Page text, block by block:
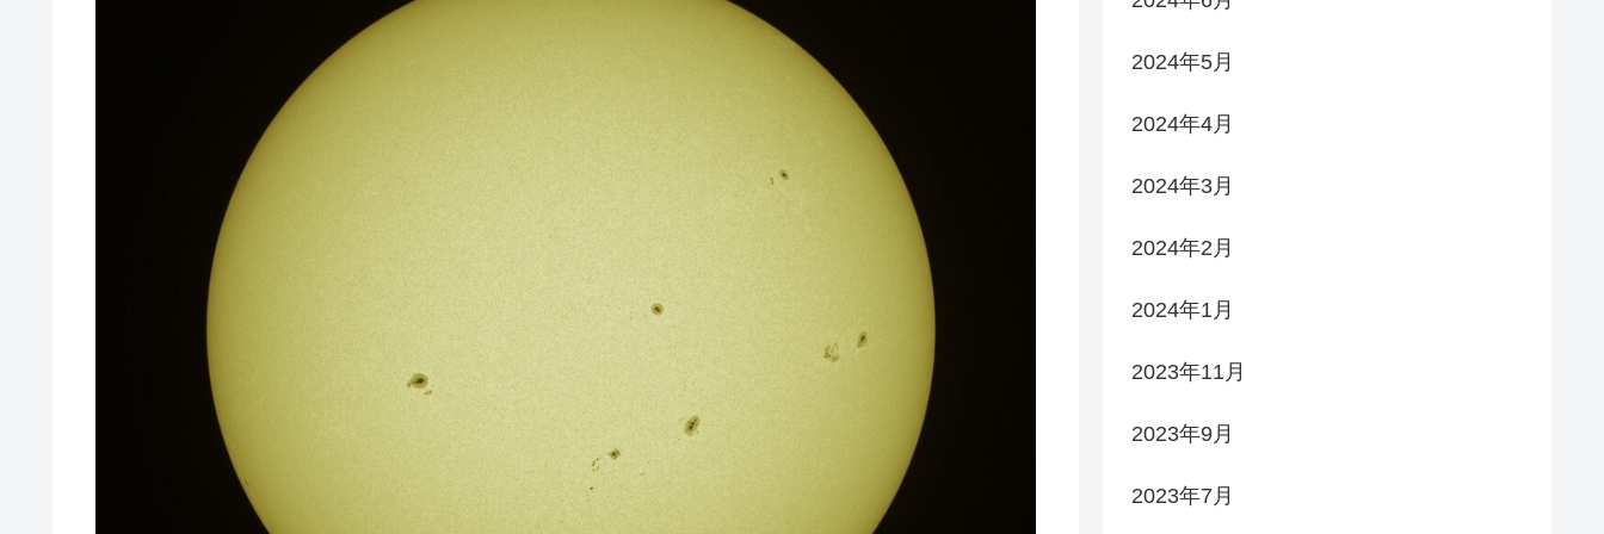
2024年5月
2024年4月
2024年3月
2024年2月
2024年1月
2023年11月
2023年9月
2023年7月